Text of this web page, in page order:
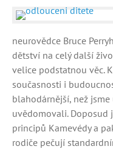
neurovědce Bruce
dětství na celý další
velice podstatnou věc.
současnosti i
blahodárnější, než
uvědomovali.
principů Kamevédy a
rodiče pečují